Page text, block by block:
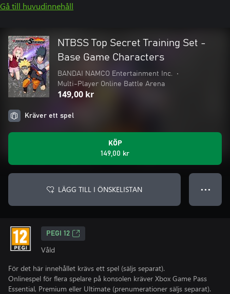
Gå till huvudinnehåll
NTBSS Top Secret Training Set -
Base Game Characters
BANDAI NAMCO Entertainment Inc.
•
Multi-Player Online Battle Arena
149,00 kr
Kräver ett spel
KÖP
149,00 kr
LÄGG TILL I ÖNSKELISTAN ● ● ●
PEGI 12
Våld
För det här innehållet krävs ett spel (säljs separat).
Onlinespel för flera spelare på konsolen kräver Xbox Game Pass
Essential, Premium eller Ultimate (prenumerationer säljs separat).